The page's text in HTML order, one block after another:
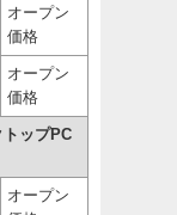
オープン
価格
オープン
価格
ップPC
オープン